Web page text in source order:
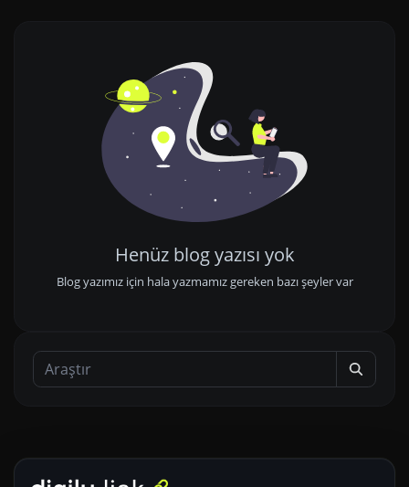
Henüz blog yazısı yok
Blog yazımız için hala yazmamız gereken bazı şeyler var